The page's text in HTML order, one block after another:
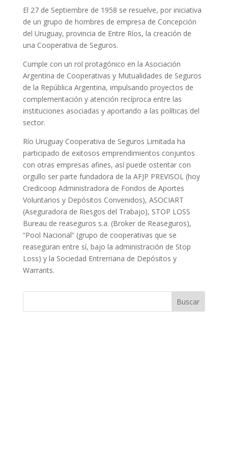
El 27 de Septiembre de 1958 se resuelve, por iniciativa
de un grupo de hombres de empresa de Concepción
del Uruguay, provincia de Entre Ríos, la creación de
una Cooperativa de Seguros.
Cumple con un rol protagónico en la Asociación
Argentina de Cooperativas y Mutualidades de Seguros
de la República Argentina, impulsando proyectos de
complementación y atención recíproca entre las
instituciones asociadas y aportando a las políticas del
sector.
Río Uruguay Cooperativa de Seguros Limitada ha
participado de exitosos emprendimientos conjuntos
con otras empresas afines, así puede ostentar con
orgullo ser parte fundadora de la AFJP PREVISOL (hoy
Credicoop Administradora de Fondos de Aportes
Voluntarios y Depósitos Convenidos), ASOCIART
(Aseguradora de Riesgos del Trabajo), STOP LOSS
Bureau de reaseguros s.a. (Broker de Reaseguros),
“Pool Nacional” (grupo de cooperativas que se
reaseguran entre sí, bajo la administración de Stop
Loss) y la Sociedad Entrerriana de Depósitos y
Warrants.